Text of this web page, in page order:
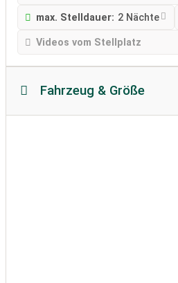
max. Stelldauer: 2 Nächte
Videos vom Stellplatz
Fahrzeug & Größe